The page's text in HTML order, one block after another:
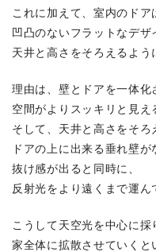
これに加えて、室内のドア
凹凸のないフラットなデザ
天井と高さをそろえるよう
理由は、壁とドアを一体化
空間がよりスッキリと見え
そして、天井と高さをそろ
ドアの上に出来る垂れ壁が
抜け感が出ると同時に、
反射光をより遠くまで運ん
こうして天空光を中心に採
家全体に拡散させていくと